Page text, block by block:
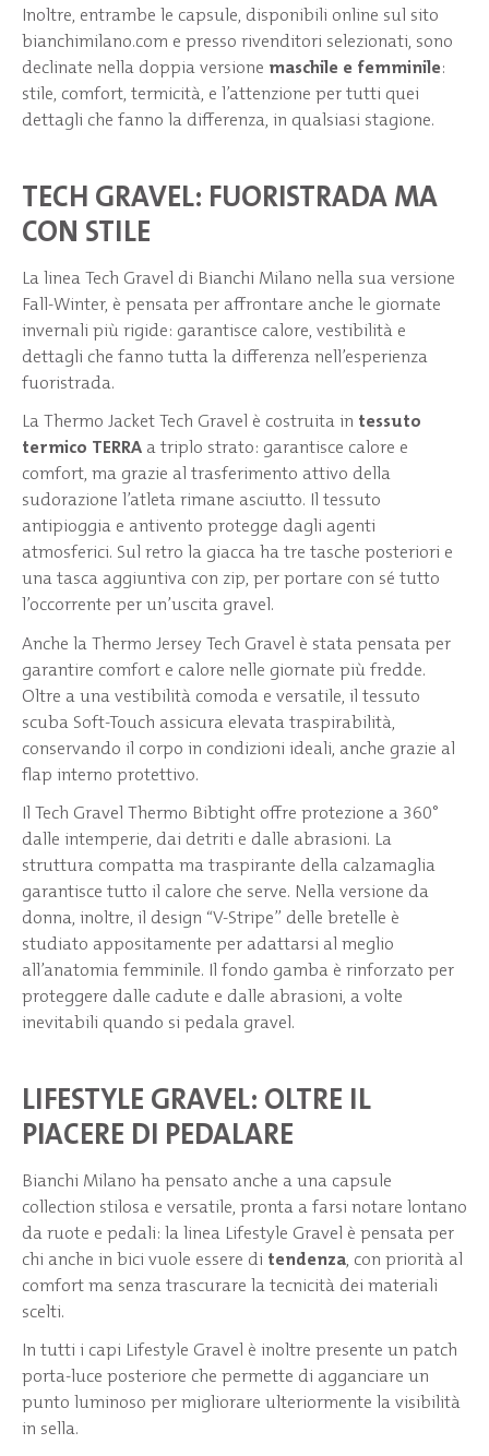
Inoltre, entrambe le capsule, disponibili online sul sito
bianchimilano.com e presso rivenditori selezionati, sono
declinate nella doppia versione maschile e femminile:
stile, comfort, termicità, e l’attenzione per tutti quei
dettagli che fanno la differenza, in qualsiasi stagione.
TECH GRAVEL: FUORISTRADA MA
CON STILE
La linea Tech Gravel di Bianchi Milano nella sua versione
Fall-Winter, è pensata per affrontare anche le giornate
invernali più rigide: garantisce calore, vestibilità e
dettagli che fanno tutta la differenza nell’esperienza
fuoristrada.
La Thermo Jacket Tech Gravel è costruita in tessuto
termico TERRA a triplo strato: garantisce calore e
comfort, ma grazie al trasferimento attivo della
sudorazione l’atleta rimane asciutto. Il tessuto
antipioggia e antivento protegge dagli agenti
atmosferici. Sul retro la giacca ha tre tasche posteriori e
una tasca aggiuntiva con zip, per portare con sé tutto
l’occorrente per un’uscita gravel.
Anche la Thermo Jersey Tech Gravel è stata pensata per
garantire comfort e calore nelle giornate più fredde.
Oltre a una vestibilità comoda e versatile, il tessuto
scuba Soft-Touch assicura elevata traspirabilità,
conservando il corpo in condizioni ideali, anche grazie al
flap interno protettivo.
Il Tech Gravel Thermo Bibtight offre protezione a 360°
dalle intemperie, dai detriti e dalle abrasioni. La
struttura compatta ma traspirante della calzamaglia
garantisce tutto il calore che serve. Nella versione da
donna, inoltre, il design “V-Stripe” delle bretelle è
studiato appositamente per adattarsi al meglio
all’anatomia femminile. Il fondo gamba è rinforzato per
proteggere dalle cadute e dalle abrasioni, a volte
inevitabili quando si pedala gravel.
LIFESTYLE GRAVEL: OLTRE IL
PIACERE DI PEDALARE
Bianchi Milano ha pensato anche a una capsule
collection stilosa e versatile, pronta a farsi notare lontano
da ruote e pedali: la linea Lifestyle Gravel è pensata per
chi anche in bici vuole essere di tendenza, con priorità al
comfort ma senza trascurare la tecnicità dei materiali
scelti.
In tutti i capi Lifestyle Gravel è inoltre presente un patch
porta-luce posteriore che permette di agganciare un
punto luminoso per migliorare ulteriormente la visibilità
in sella.